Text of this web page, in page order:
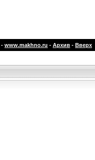
- www.makhno.ru - Архив - Вверх